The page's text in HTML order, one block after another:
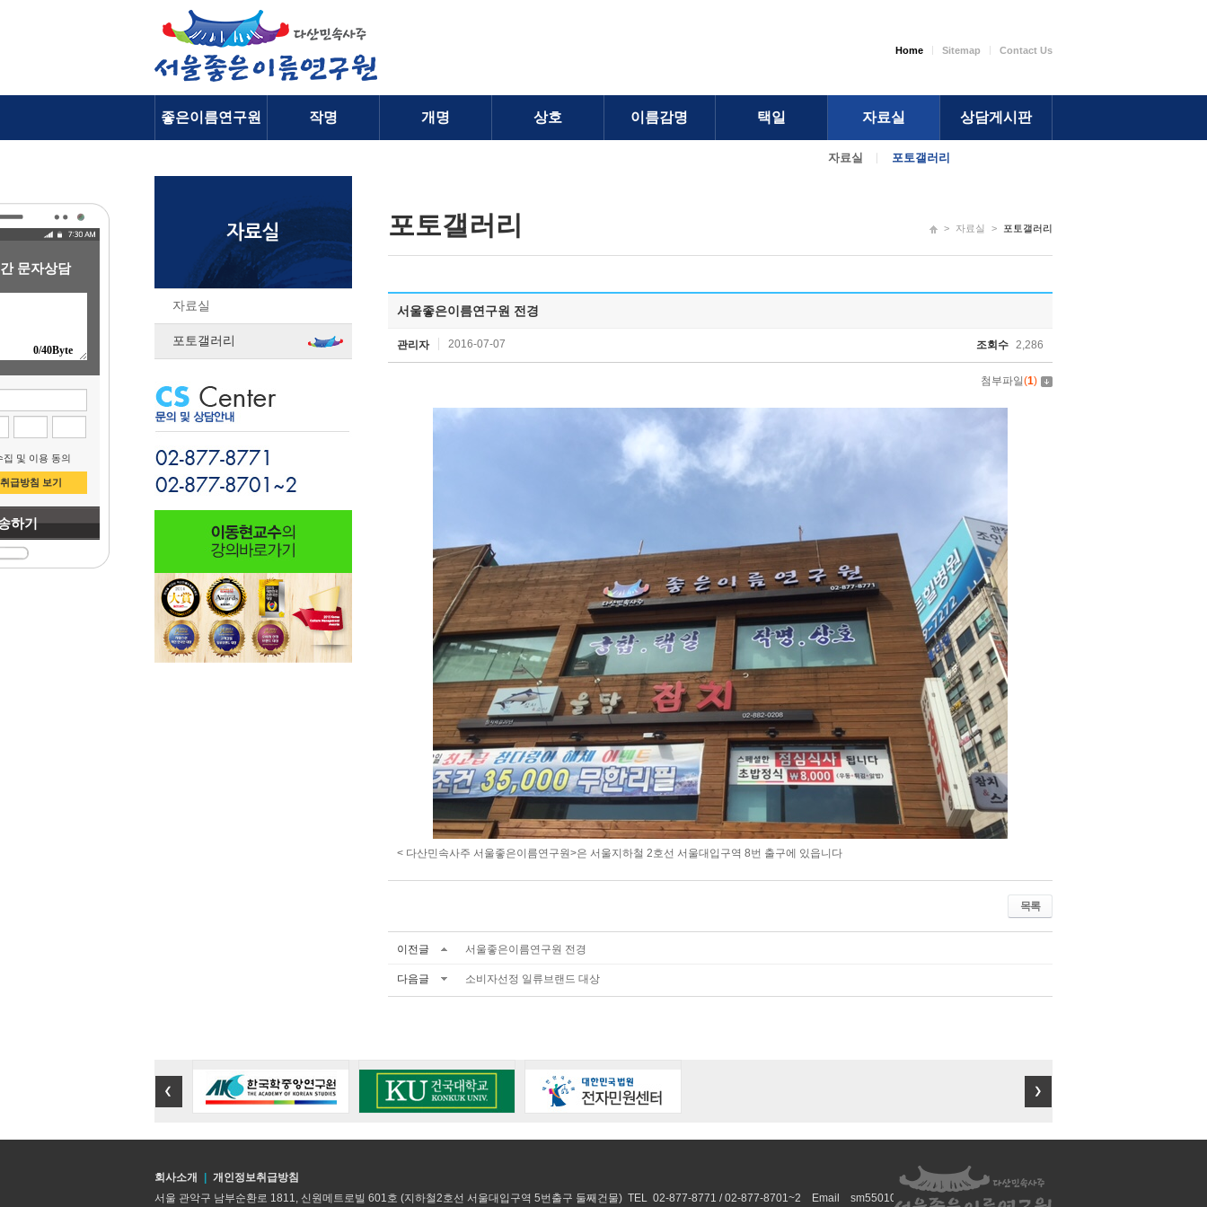
Home Sitemap Contact Us
좋은이름연구원 작명 개명 상호 이름감명 택일 자료실
자료실 포토갤러리
상담게시판
자료실
포토갤러리
포토갤러리 > 자료실 > 포토갤러리
서울좋은이름연구원 전경
관리자 2016-07-07 조회수 2,286
첨부파일 (1)
< 다산민속사주 서울좋은이름연구원>은 서울지하철 2호선 서울대입구역 8번 출구에 있읍니다
목록
이전글 서울좋은이름연구원 전경
다음글 소비자선정 일류브랜드 대상
문자상담
0/40Byte
집 및 이용 동의
급방침 보기
회사소개
개인정보취급방침
서울 관악구 남부순환로 1811, 신원메트로빌 601호 (지하철2호선 서울대입구역 5번출구 둘째건물) TEL 02-877-8771 / 02-877-8701~2 Email sm55010@naver.com